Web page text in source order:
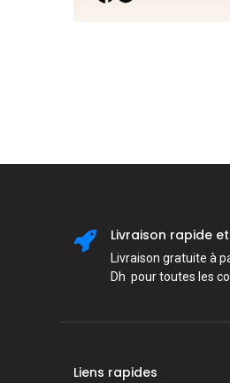
Livraison rapide
Livraison gratuite à
Dh pour toutes les
Liens rapides